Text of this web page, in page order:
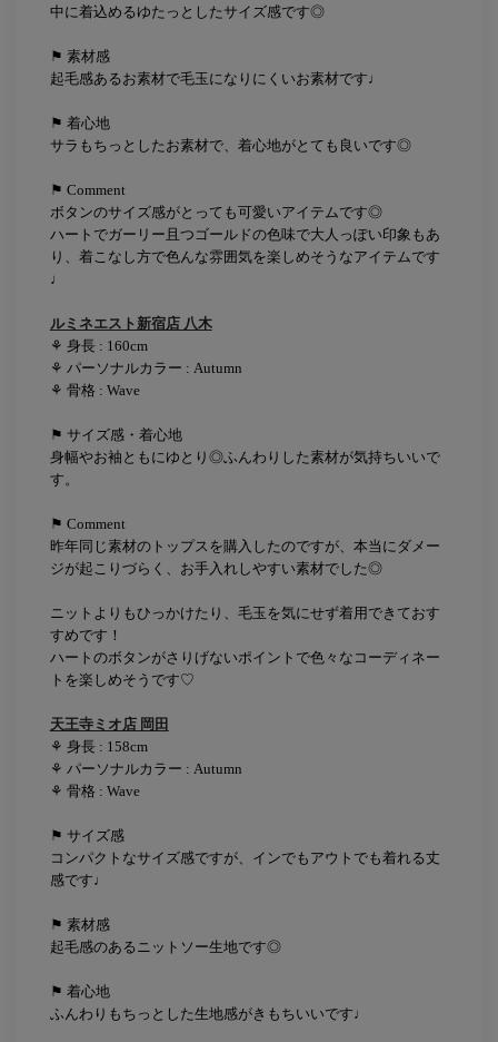
中に着込めるゆたっとしたサイズ感です◎
⚑ 素材感
起毛感あるお素材で毛玉になりにくいお素材です♩
⚑ 着心地
サラもちっとしたお素材で、着心地がとても良いです◎
⚑ Comment
ボタンのサイズ感がとっても可愛いアイテムです◎
ハートでガーリー且つゴールドの色味で大人っぽい印象もあ
り、着こなし方で色んな雰囲気を楽しめそうなアイテムです
♩
ルミネエスト新宿店 八木
⚘ 身長 : 160cm
⚘ パーソナルカラー : Autumn
⚘ 骨格 : Wave
⚑ サイズ感・着心地
身幅やお袖ともにゆとり◎ふんわりした素材が気持ちいいで
す。
⚑ Comment
昨年同じ素材のトップスを購入したのですが、本当にダメー
ジが起こりづらく、お手入れしやすい素材でした◎
ニットよりもひっかけたり、毛玉を気にせず着用できておす
すめです！
ハートのボタンがさりげないポイントで色々なコーディネー
トを楽しめそうです♡
天王寺ミオ店 岡田
⚘ 身長 : 158cm
⚘ パーソナルカラー : Autumn
⚘ 骨格 : Wave
⚑ サイズ感
コンパクトなサイズ感ですが、インでもアウトでも着れる丈
感です♩
⚑ 素材感
起毛感のあるニットソー生地です◎
⚑ 着心地
ふんわりもちっとした生地感がきもちいいです♩